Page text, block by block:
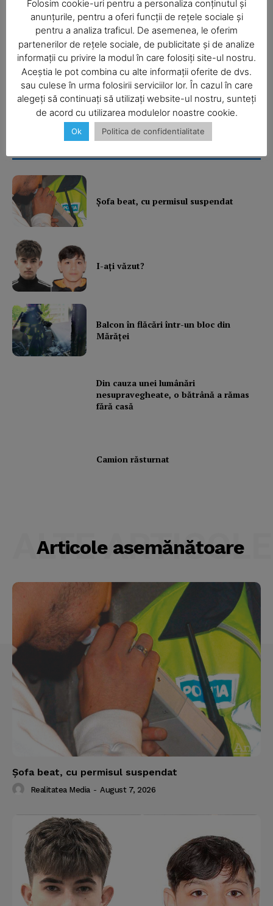
SUBSCRIBE NOW
Company
Contact us
Subscription Plans
My account
Ultimele ştiri
Şofa beat, cu permisul suspendat
I-aţi văzut?
Balcon în flăcări într-un bloc din
Mărăţei
Din cauza unei lumânări
nesupravegheate, o bătrână a rămas
fără casă
Camion răsturnat
Articole asemănătoare
ALTE ARTICOLE
Şofa beat, cu permisul suspendat
Realitatea Media - August 7, 2026
Folosim cookie-uri pentru a personaliza conținutul și
anunțurile, pentru a oferi funcții de rețele sociale și
pentru a analiza traficul. De asemenea, le oferim
partenerilor de rețele sociale, de publicitate și de analize
informații cu privire la modul în care folosiți site-ul nostru.
Aceștia le pot combina cu alte informații oferite de dvs.
sau culese în urma folosirii serviciilor lor. În cazul în care
alegeți să continuați să utilizați website-ul nostru, sunteți
de acord cu utilizarea modulelor noastre cookie.
Ok Politica de confidentialitate